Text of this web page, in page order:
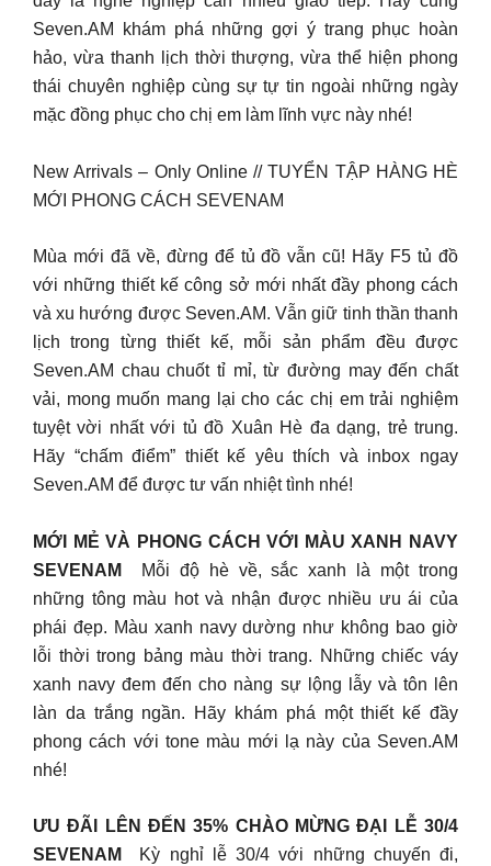
Seven.AM khám phá những gợi ý trang phục hoàn
hảo, vừa thanh lịch thời thượng, vừa thể hiện phong
thái chuyên nghiệp cùng sự tự tin ngoài những ngày
mặc đồng phục cho chị em làm lĩnh vực này nhé!
New Arrivals – Only Online // TUYỂN TẬP HÀNG HÈ
MỚI PHONG CÁCH SEVENAM
Mùa mới đã về, đừng để tủ đồ vẫn cũ! Hãy F5 tủ đồ
với những thiết kế công sở mới nhất đầy phong cách
và xu hướng được Seven.AM. Vẫn giữ tinh thần thanh
lịch trong từng thiết kế, mỗi sản phẩm đều được
Seven.AM chau chuốt tỉ mỉ, từ đường may đến chất
vải, mong muốn mang lại cho các chị em trải nghiệm
tuyệt vời nhất với tủ đồ Xuân Hè đa dạng, trẻ trung.
Hãy “chấm điểm” thiết kế yêu thích và inbox ngay
Seven.AM để được tư vấn nhiệt tình nhé!
MỚI MẺ VÀ PHONG CÁCH VỚI MÀU XANH NAVY
SEVENAM
Mỗi độ hè về, sắc xanh là một trong
những tông màu hot và nhận được nhiều ưu ái của
phái đẹp. Màu xanh navy dường như không bao giờ
lỗi thời trong bảng màu thời trang. Những chiếc váy
xanh navy đem đến cho nàng sự lộng lẫy và tôn lên
làn da trắng ngần. Hãy khám phá một thiết kế đầy
phong cách với tone màu mới lạ này của Seven.AM
nhé!
ƯU ĐÃI LÊN ĐẾN 35% CHÀO MỪNG ĐẠI LỄ 30/4
SEVENAM
Kỳ nghỉ lễ 30/4 với những chuyến đi,